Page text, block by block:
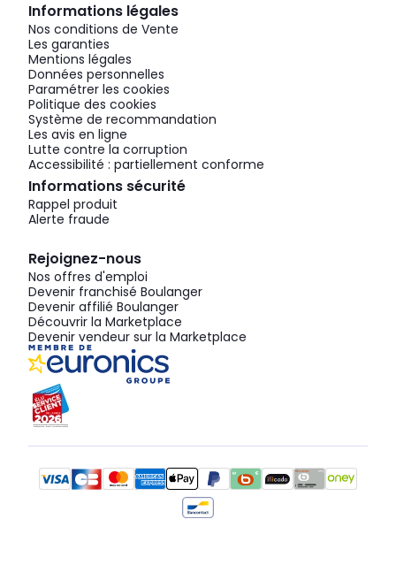
Informations légales
Nos conditions de Vente
Les garanties
Mentions légales
Données personnelles
Paramétrer les cookies
Politique des cookies
Système de recommandation
Les avis en ligne
Lutte contre la corruption
Accessibilité : partiellement conforme
Informations sécurité
Rappel produit
Alerte fraude
Rejoignez-nous
Nos offres d'emploi
Devenir franchisé Boulanger
Devenir affilié Boulanger
Découvrir la Marketplace
Devenir vendeur sur la Marketplace